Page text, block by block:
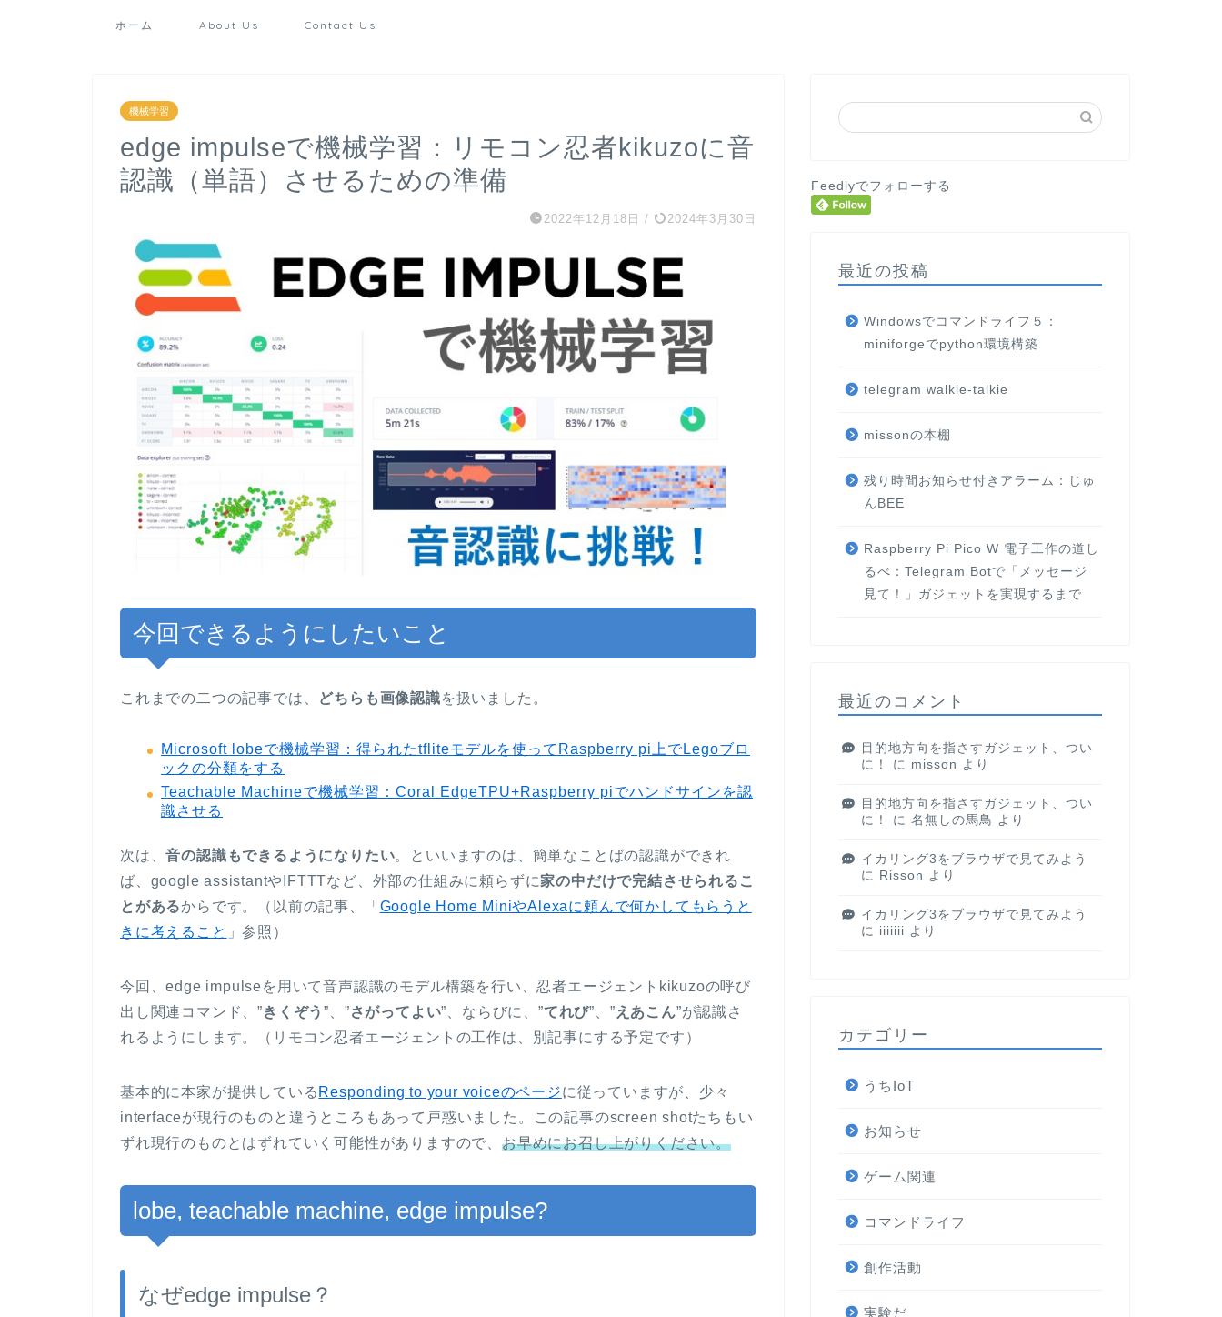
ホーム About Us Contact Us
機械学習
edge impulseで機械学習：リモコン忍者kikuzoに音
認識（単語）させるための準備
2022年12月18日 / 2024年3月30日
今回できるようにしたいこと
これまでの二つの記事では、 どちらも画像認識を扱いました。
Microsoft lobeで機械学習：得られたtfliteモデルを使ってRaspberry pi上でLegoブロ
ックの分類をする
Teachable Machineで機械学習：Coral EdgeTPU+Raspberry piでハンドサインを認
識させる
次は、音の認識もできるようになりたい。といいますのは、簡単なことばの認識ができれ
ば、google assistantやIFTTTなど、外部の仕組みに頼らずに家の中だけで完結させられるこ
とがあるからです。（以前の記事、「 Google Home MiniやAlexaに頼んで何かしてもらうと
きに考えること 」参照）
今回、edge impulseを用いて音声認識のモデル構築を行い、忍者エージェントkikuzoの呼び
出し関連コマンド、”きくぞう”、”さがってよい”、ならびに、”てれび”、” えあこん”が認識さ
れるようにします。（リモコン忍者エージェントの工作は、別記事にする予定です）
基本的に本家が提供している Responding to your voiceのページに従っていますが、少々
interfaceが現行のものと違うところもあって戸惑いました。この記事のscreen shotたちもい
ずれ現行のものとはずれていく可能性がありますので、 お早めにお召し上がりください。
lobe, teachable machine, edge impulse?
なぜedge impulse？
Feedlyでフォローする
最近の投稿
Windowsでコマンドライフ５：
miniforgeでpython環境構築
telegram walkie-talkie
missonの本棚
残り時間お知らせ付きアラーム：じゅ
んBEE
Raspberry Pi Pico W 電子工作の道し
るべ：Telegram Botで「メッセージ
見て！」ガジェットを実現するまで
最近のコメント
目的地方向を指さすガジェット、つい
に！
に misson より
目的地方向を指さすガジェット、つい
に！
に 名無しの馬鳥 より
イカリング3をブラウザで見てみよう
に Risson より
イカリング3をブラウザで見てみよう
に iiiiiii より
カテゴリー
うちIoT
お知らせ
ゲーム関連
コマンドライフ
創作活動
実験だ